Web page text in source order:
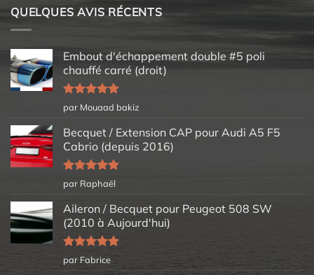
QUELQUES AVIS RÉCENTS
Embout d'échappement double #5 poli
chauffé carré (droit)
Note5sur
5
par Mouaad bakiz
Becquet / Extension CAP pour Audi A5 F5
Cabrio (depuis 2016)
Note5sur
5
par Raphaël
Aileron / Becquet pour Peugeot 508 SW
(2010 à Aujourd'hui)
Note5sur
5
par Fabrice